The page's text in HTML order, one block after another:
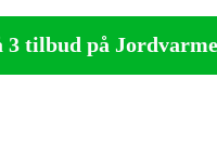
3 tilbud på Jordvarme